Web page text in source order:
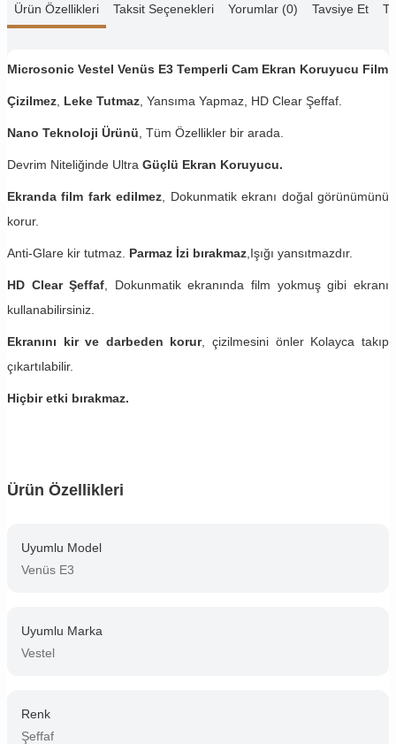
Ürün Özellikleri Taksit Seçenekleri Yorumlar (0) Tavsiye Et
Microsonic Vestel Venüs E3 Temperli Cam Ekran Koruyucu Film
Çizilmez Leke Tutmaz , Yansıma Yapmaz, HD Clear Şeffaf.
Nano Teknoloji Ürünü , Tüm Özellikler bir arada.
Devrim Niteliğinde Ultra Güçlü Ekran Koruyucu.
Ekranda film fark edilmez , Dokunmatik ekranı doğal görünümünü
korur.
Anti-Glare kir tutmaz. Parmaz İzi bırakmaz ,Işığı yansıtmazdır.
HD Clear Şeffaf , Dokunmatik ekranında film yokmuş gibi ekranı
kullanabilirsiniz.
Ekranını kir ve darbeden korur, çizilmesini önler Kolayca takıp
çıkartılabilir.
Hiçbir etki bırakmaz.
Ürün Özellikleri
Uyumlu Model
Venüs E3
Uyumlu Marka
Vestel
Renk
Şeffaf